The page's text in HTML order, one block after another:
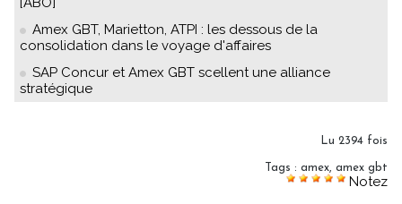
Amex GBT, Marietton, ATPI : les dessous de la
consolidation dans le voyage d'affaires
SAP Concur et Amex GBT scellent une alliance
stratégique
Lu 2394 fois
Tags : amex, amex gbt
Notez